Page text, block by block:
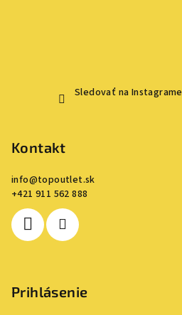
Sledovať na Instagrame
Kontakt
info@topoutlet.sk
+421 911 562 888
Prihlásenie